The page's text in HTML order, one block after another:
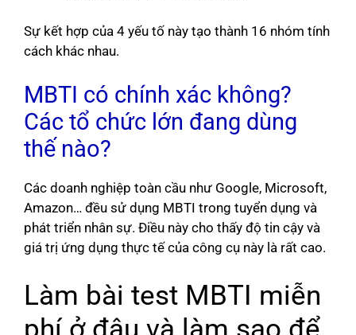
Sự kết hợp của 4 yếu tố này tạo thành 16 nhóm tính
cách khác nhau.
MBTI có chính xác không?
Các tổ chức lớn đang dùng
thế nào?
Các doanh nghiệp toàn cầu như Google, Microsoft,
Amazon… đều sử dụng MBTI trong tuyển dụng và
phát triển nhân sự. Điều này cho thấy độ tin cậy và
giá trị ứng dụng thực tế của công cụ này là rất cao.
Làm bài test MBTI miễn